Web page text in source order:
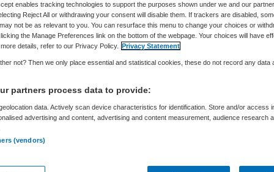
Oscar Lopes Cardozo1 november 2016,12:34 31 keer gelezen
over mijn rol als toezichthouder bij een kleine
vond ik onze missie, zoals verwoord op de
Ik besloot dus om de websites van veel meer
te gaan bekijken om erachter te komen wat
enables tracking technologies to support the purposes shown under we and our
Reject All or withdrawing your consent will disable them. If trackers are disabled,
not be as relevant to you. You can resurface this menu to change your choices or
the Manage Preferences link on the bottom of the webpage. Your choices will have
details, refer to our Privacy Policy. Privacy Statement
not? Then we only place essential and statistical cookies, these do not record any data
partners process data to provide:
data. Actively scan device characteristics for identification. Store and/or access
advertising and content, advertising and content measurement, audience research
(vendors)